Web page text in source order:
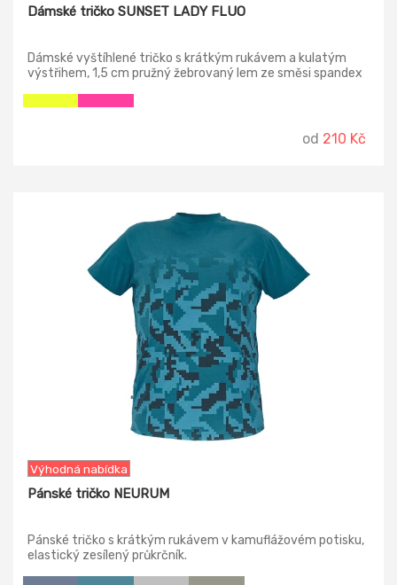
Dámské tričko SUNSET LADY FLUO
Dámské vyštíhlené tričko s krátkým rukávem a kulatým
výstřihem, 1,5 cm pružný žebrovaný lem ze směsi spandex
od 210 Kč
Výhodná nabídka
Pánské tričko NEURUM
Pánské tričko s krátkým rukávem v kamuflážovém potisku,
elastický zesílený průkrčník.